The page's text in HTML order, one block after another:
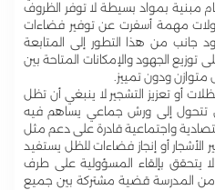
مبنية بمواد بسيطة لا توفر الظروف
مهمة أسفرت عن توفير فضاءات
جانب من هذا التطور إلى المتابعة
توزيع الجهود والإمكانات المتاحة بين
متوازن ودون تمييز.
أو تعزيز التشجير لا ينبغي أن تظل
تتحول إلى ورش جماعي يساهم فيه
واجتماعية قادرة على دعم مثل
الأشجار أو إنجاز فضاءات للظل يستفيد
لا يتحقق بإلقاء المسؤولية على طرف
من المدرسة قضية مشتركة بين جميع